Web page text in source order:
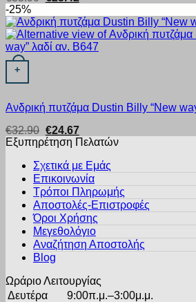
was:
€33.90.
τιμή
είναι:
€25.42.
-25%
+
Αυτό το προϊόν έχει πολλαπλές
Ανδρική πυτζάμα Dustin Billy “New
€32.90 Original
price
was:
€32.90.
€24.67Η
τρέχουσα
είναι:
€24.67.
Εξυπηρέτηση Πελατών
Σχετικά με Εμάς
Επικοινωνία
Τρόποι Πληρωμής
Αποστολές-Επιστροφές
Όροι Χρήσης
Μεγεθολόγιο
Αναζήτηση Αποστολής
Blog
Ωράριο Λειτουργίας
Δευτέρα
9:00π.μ.–3:00μ.μ.